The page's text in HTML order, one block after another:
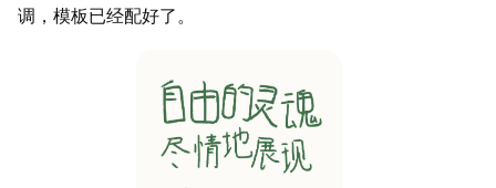
调，模板已经配好了。